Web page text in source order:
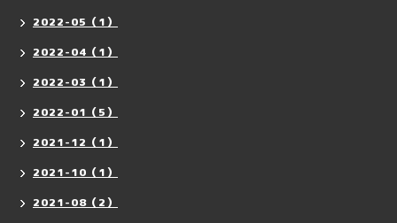
2022-05（1）
2022-04（1）
2022-03（1）
2022-01（5）
2021-12（1）
2021-10（1）
2021-08（2）